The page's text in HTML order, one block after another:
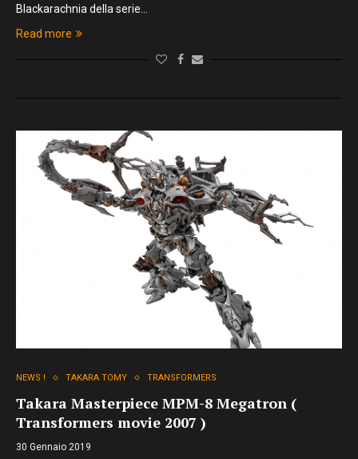
Blackarachnia della serie…
Read more
NEWS ! TAKARA TOMY TRANSFORMERS
Takara Masterpiece MPM-8 Megatron (
Transformers movie 2007 )
30 Gennaio 2019